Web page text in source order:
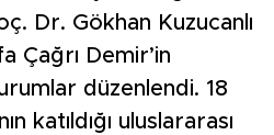
Dr. Gökhan Kuzucanlı
Çağrı Demir’in
düzenlendi. 18
katıldığı uluslararası